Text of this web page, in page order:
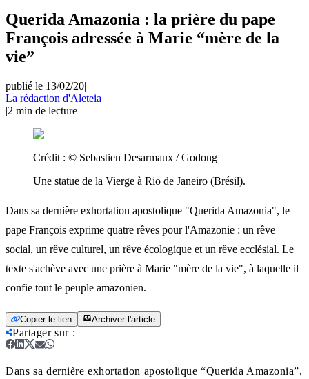
Querida Amazonia : la prière du pape
François adressée à Marie “mère de la
vie”
publié le 13/02/20|
La rédaction d'Aleteia
|2 min de lecture
Crédit : © Sebastien Desarmaux / Godong
Une statue de la Vierge à Rio de Janeiro (Brésil).
Dans sa dernière exhortation apostolique "Querida Amazonia", le
pape François exprime quatre rêves pour l'Amazonie : un rêve
social, un rêve culturel, un rêve écologique et un rêve ecclésial. Le
texte s'achève avec une prière à Marie "mère de la vie", à laquelle il
confie tout le peuple amazonien.
Copier le lien Archiver l'article
Partager sur:
Dans sa dernière exhortation apostolique “Querida Amazonia”,